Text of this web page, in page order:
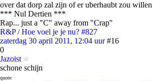
over dat dorp zal zijn of er uberhaubt zou
*** Nul Dertien ***
Rap... just a "C" away from "Crap"
R&P / Hoe voel je je nu? #827
zaterdag 30 april 2011, 12:04 uur #16
0
Jazoist
schone schijn
quote: